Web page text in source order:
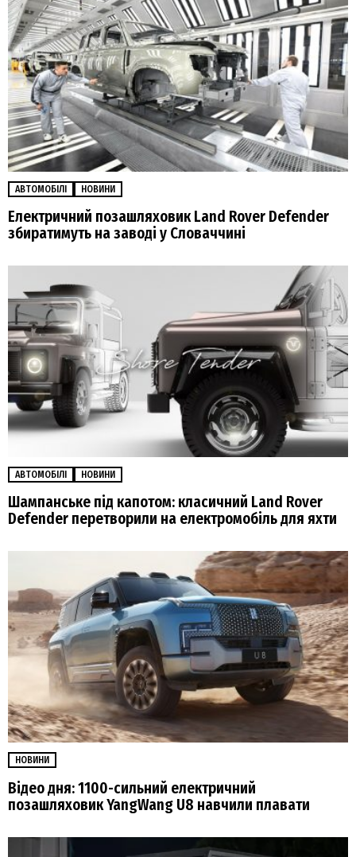
АВТОМОБІЛІ НОВИНИ
Електричний позашляховик Land Rover Defender
збиратимуть на заводі у Словаччині
АВТОМОБІЛІ НОВИНИ
Шампанське під капотом: класичний Land Rover
Defender перетворили на електромобіль для яхти
НОВИНИ
Відео дня: 1100-сильний електричний
позашляховик YangWang U8 навчили плавати